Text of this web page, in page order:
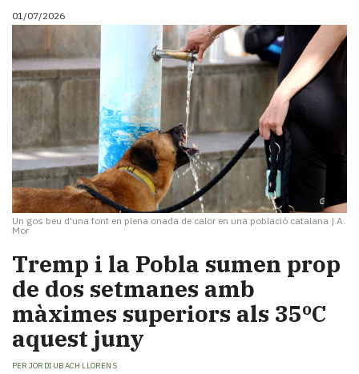
01/07/2026
Un gos beu d'una font en plena onada de calor en una població catalana | A.
Mor
Tremp i la Pobla sumen prop
de dos setmanes amb
màximes superiors als 35ºC
aquest juny
PER JORDI UBACH LLORENS